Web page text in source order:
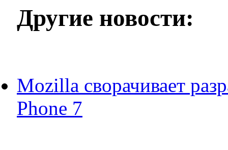
Другие новости:
Mozilla сворачивает
Phone 7